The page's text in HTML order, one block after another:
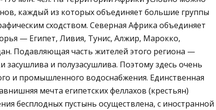
каждый из которых объединяет большие группы
сходством. Северная Африка объединяет
— Египет, Ливия, Тунис, Алжир, Марокко,
Подавляющая часть жителей этого региона —
и полузасушлива. Поэтому здесь очень
и промышленного водоснабжения. Единственная
мечта египетских феллахов (крестьян)
бесплодных пустынь осуществлена, с иностранной